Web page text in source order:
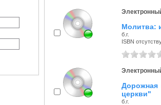
Молитва:
б.г.
ISBN
Дорожная
церкви"
б.г.